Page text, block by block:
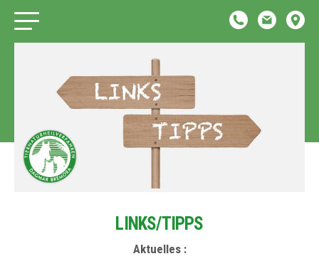
LINKS/TIPPS
Aktuelles :